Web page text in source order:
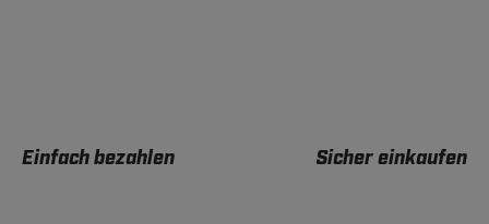
Einfach bezahlen Sicher einkaufen